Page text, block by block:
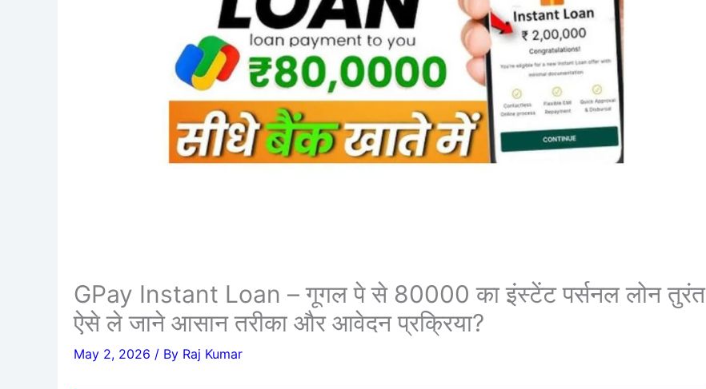
GPay Instant Loan – गूगल पे से 80000 का इंस्टेंट पर्सनल लोन तुरंत
ऐसे ले जाने आसान तरीका और आवेदन प्रक्रिया?
May 2, 2026 / By Raj Kumar